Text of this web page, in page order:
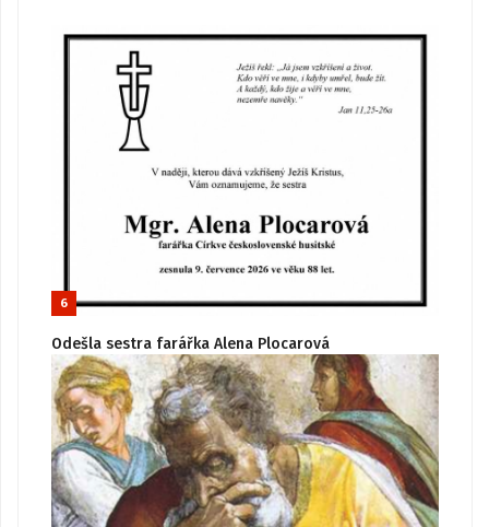
6
Odešla sestra farářka Alena Plocarová